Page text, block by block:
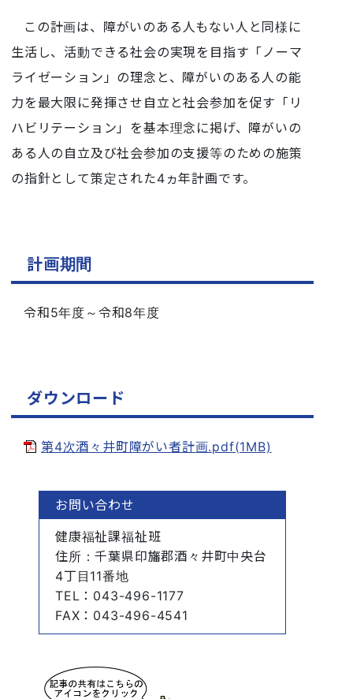
この計画は、障がいのある人もない人と同様に
生活し、活動できる社会の実現を目指す「ノーマ
ライゼーション」の理念と、障がいのある人の能
力を最大限に発揮させ自立と社会参加を促す「リ
ハビリテーション」を基本理念に掲げ、障がいの
ある人の自立及び社会参加の支援等のための施策
の指針として策定された4ヵ年計画です。
計画期間
令和5年度～令和8年度
ダウンロード
第4次酒々井町障がい者計画.pdf(1MB)
お問い合わせ
健康福祉課福祉班
住所 ：千葉県印旛郡酒々井町中央台
4丁目11番地
TEL ：043-496-1177
FAX ：043-496-4541